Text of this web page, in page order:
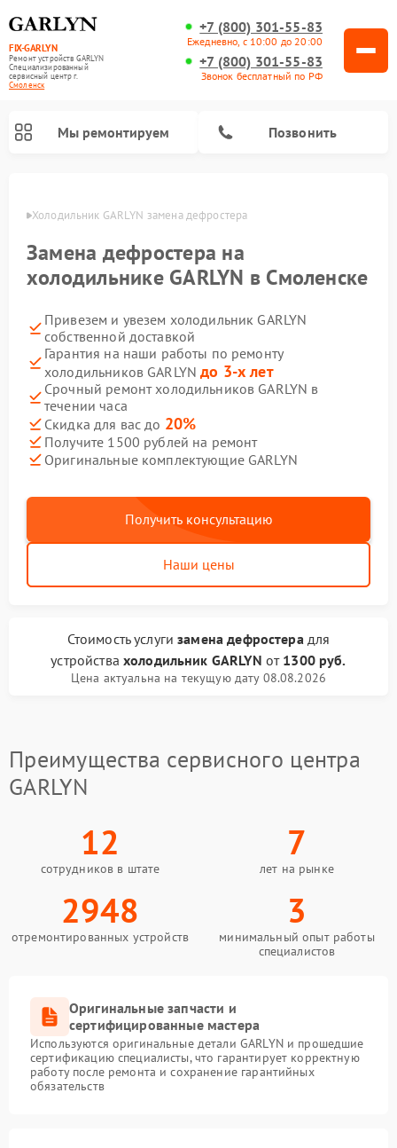
FIX-GARLYN
Ремонт устройств GARLYN
Специализированный
cервисный центр г.
Смоленск
+7 (800) 301-55-83
Ежедневно, с 10:00 до 20:00
+7 (800) 301-55-83
Звонок бесплатный по РФ
Мы ремонтируем Позвонить
Холодильник GARLYN замена дефростера
Замена дефростера на
холодильнике GARLYN в Смоленске
Привезем и увезем холодильник GARLYN
собственной доставкой
Гарантия на наши работы по ремонту
холодильников GARLYNдо 3-х лет
Срочный ремонт холодильников GARLYN в
течении часа
Скидка для вас до 20%
Получите 1500 рублей на ремонт
Оригинальные комплектующие GARLYN
Получить консультацию
Наши цены
Стоимость услугизамена дефростерадля
устройства холодильник GARLYN от 1300 руб.
Цена актуальна на текущую дату 08.08.2026
Преимущества сервисного центра
GARLYN
12
сотрудников в штате
7
лет на рынке
2948
отремонтированных устройств
3
минимальный опыт работы
специалистов
Оригинальные запчасти и
сертифицированные мастера
Используются оригинальные детали GARLYN и прошедшие
сертификацию специалисты, что гарантирует корректную
работу после ремонта и сохранение гарантийных
обязательств